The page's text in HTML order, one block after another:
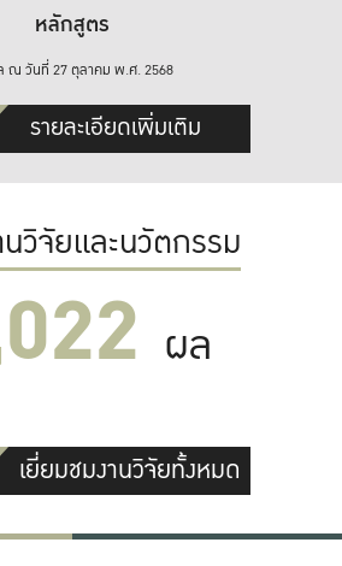
หลักสูตร
ณ วันที่ 27 ตุลาคม พ.ศ. 2568
รายละเอียดเพิ่มเติม
วิจัยและนวัตกรรม
ผล
เยี่ยมชมงานวิจัยทั้งหมด